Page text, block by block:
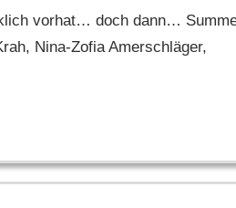
vorhat… doch dann…
Nina-Zofia Amerschläger,